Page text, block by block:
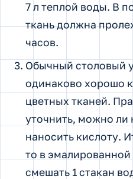
7 л теплой воды. В
ткань должна
часов.
Обычный столовый
одинаково хорошо
цветных тканей.
уточнить, можно ли
наносить кислоту.
то в
смешать 1 стакан